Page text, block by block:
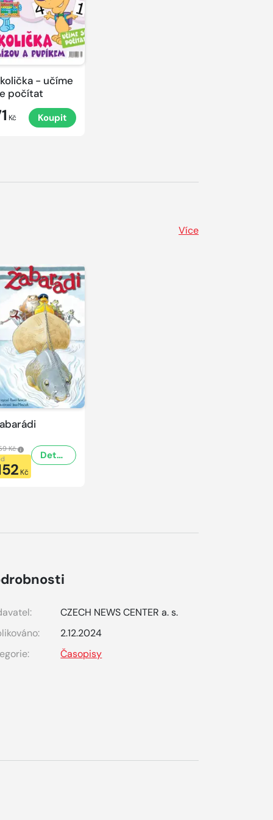
- učíme
počítat
Kč Koupit
Více
Kč
Kč
Detail
CZECH NEWS CENTER a. s.
2.12.2024
Časopisy